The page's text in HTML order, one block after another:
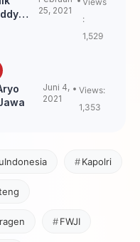
25, 2021
:
1,529
Juni 4,
2021
Views:
1,353
Kapolri
FWJI